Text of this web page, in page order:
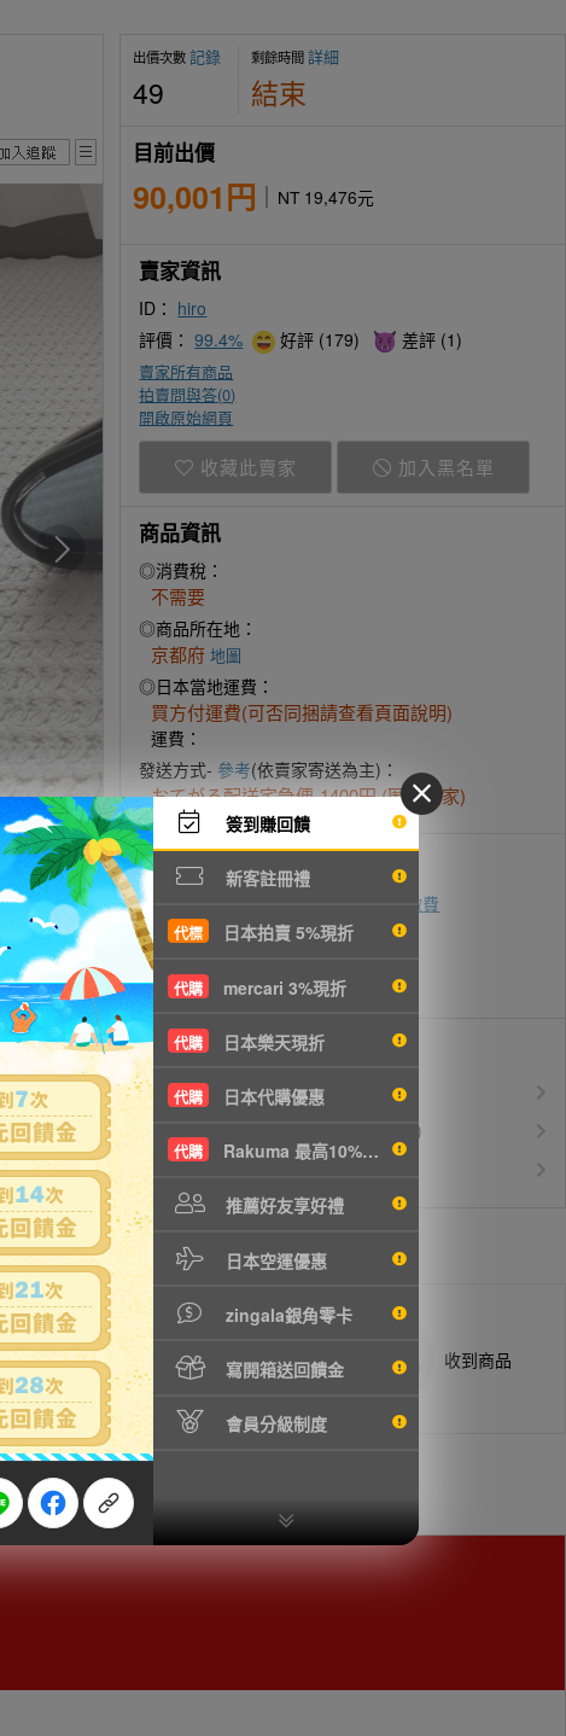
簽到賺回饋
新客註冊禮
代標 日本拍賣 5%現折
代購 mercari 3%現折
代購 日本樂天現折
代購 日本代購優惠
代購 Rakuma 最高10%現折
推薦好友享好禮
日本空運優惠
zingala銀角零卡
寫開箱送回饋金
會員分級制度
出價次數記錄
49
剩餘時間詳細
結束
目前出價
90,001円 NT 19,476元
賣家資訊
ID： hiro
評價：99.4% 好評 (179) 差評 (1)
賣家所有商品
拍賣問與答(0)
開啟原始網頁
收藏此賣家 加入黑名單
商品資訊
◎消費稅：
不需要
◎商品所在地：
京都府 地圖
◎日本當地運費：
買方付運費(可否同捆請查看頁面說明)
運費：
發送方式- 參考(依賣家寄送為主)：
おてがる配送宅急便-1400円 (匿名賣家)
付款方式
超商代碼繳費
先買後付 zingala銀角零卡
信用卡付款
優惠活動
免服務費 所有訂單服務費$0
運費$150/KG起(以克計價)
VIP會員
商品抵台通知出貨 收到商品